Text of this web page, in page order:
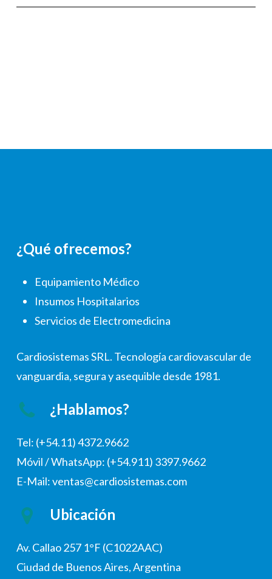
¿Qué ofrecemos?
Equipamiento Médico
Insumos Hospitalarios
Servicios de Electromedicina
Cardiosistemas SRL. Tecnología cardiovascular de
vanguardia, segura y asequible desde 1981.
¿Hablamos?
Tel: (+54.11) 4372.9662
Móvil / WhatsApp: (+54.911) 3397.9662
E-Mail: ventas@cardiosistemas.com
Ubicación
Av. Callao 257 1°F (C1022AAC)
Ciudad de Buenos Aires, Argentina